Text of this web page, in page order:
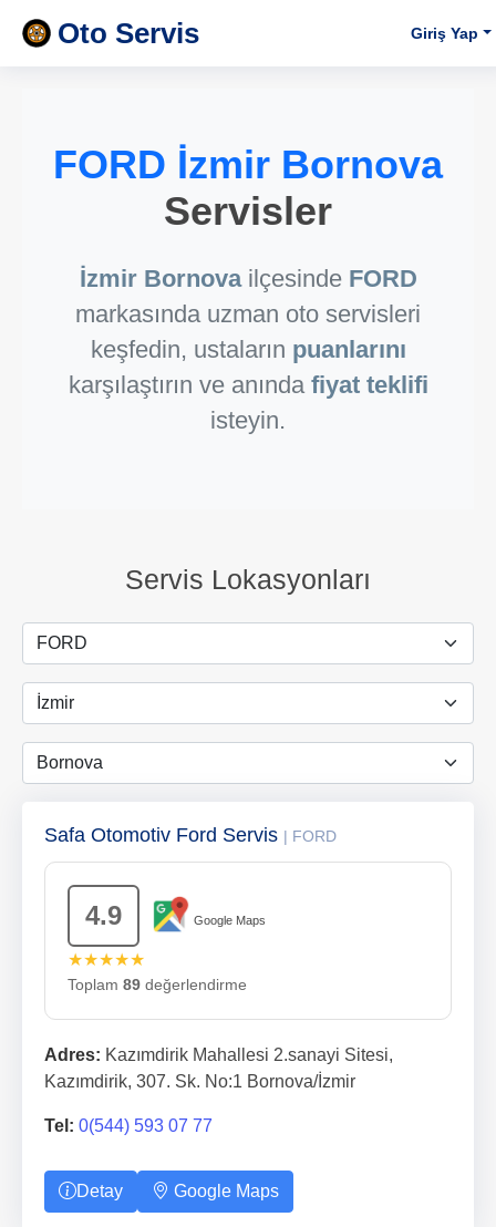
Oto Servis Giriş Yap
FORD İzmir Bornova
Servisler
İzmir Bornovailçesinde FORD
markasında uzman oto servisleri
keşfedin, ustaların puanlarını
karşılaştırın ve anında fiyat teklifi
isteyin.
Servis Lokasyonları
Safa Otomotiv Ford Servis | FORD
4.9 Google Maps
★★★★★
Toplam 89 değerlendirme
Adres: Kazımdirik Mahallesi 2.sanayi Sitesi,
Kazımdirik, 307. Sk. No:1 Bornova/İzmir
Tel: 0(544) 593 07 77
Detay Google Maps